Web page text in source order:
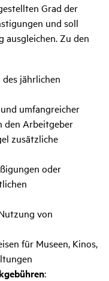
Grad der
und soll
ausgleichen. Zu den
jährlichen
umfangreicher
den Arbeitgeber
zusätzliche
oder
von
für Museen, Kinos,
: